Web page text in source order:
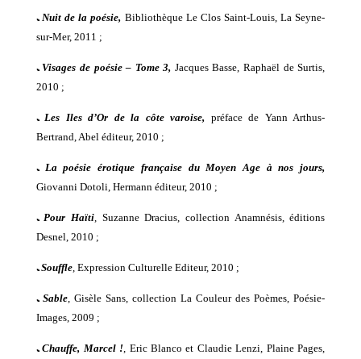
ﹳ Nuit de la poésie, Bibliothèque Le Clos Saint-Louis, La Seyne-
sur-Mer, 2011 ;
ﹳ Visages de poésie – Tome 3, Jacques Basse, Raphaël de Surtis,
2010 ;
ﹳ Les Iles d’Or de la côte varoise, préface de Yann Arthus-
Bertrand, Abel éditeur, 2010 ;
ﹳ La poésie érotique française du Moyen Age à nos jours,
Giovanni Dotoli, Hermann éditeur, 2010 ;
ﹳ Pour Haïti, Suzanne Dracius, collection Anamnésis, éditions
Desnel, 2010 ;
ﹳ Souffle, Expression Culturelle Editeur, 2010 ;
ﹳ Sable, Gisèle Sans, collection La Couleur des Poèmes, Poésie-
Images, 2009 ;
ﹳ Chauffe, Marcel !, Eric Blanco et Claudie Lenzi, Plaine Pages,